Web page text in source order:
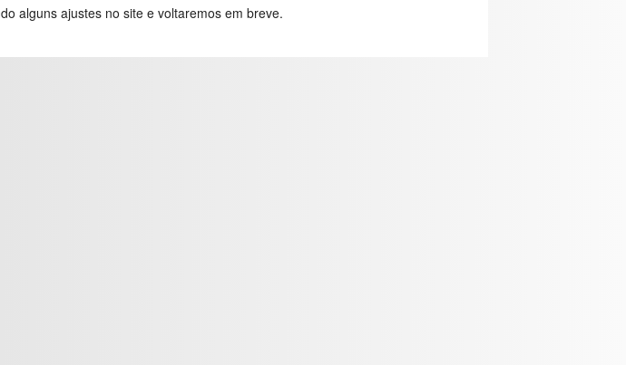
alguns ajustes no site e voltaremos em breve.